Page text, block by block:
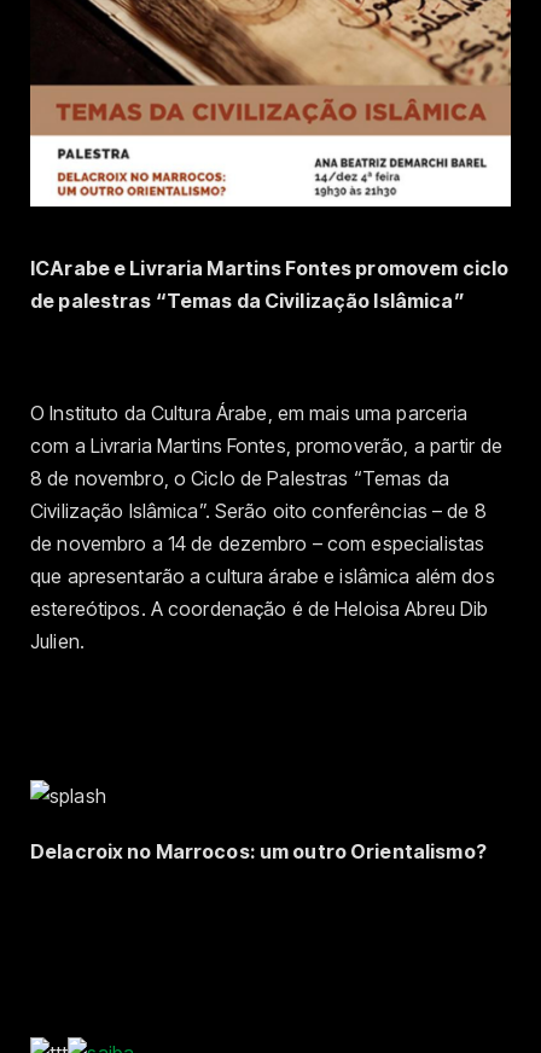
ICArabe e Livraria Martins Fontes promovem ciclo
de palestras “Temas da Civilização Islâmica”
O Instituto da Cultura Árabe, em mais uma parceria
com a Livraria Martins Fontes, promoverão, a partir de
8 de novembro, o Ciclo de Palestras “Temas da
Civilização Islâmica”. Serão oito conferências – de 8
de novembro a 14 de dezembro – com especialistas
que apresentarão a cultura árabe e islâmica além dos
estereótipos. A coordenação é de Heloisa Abreu Dib
Julien.
Delacroix no Marrocos: um outro Orientalismo?